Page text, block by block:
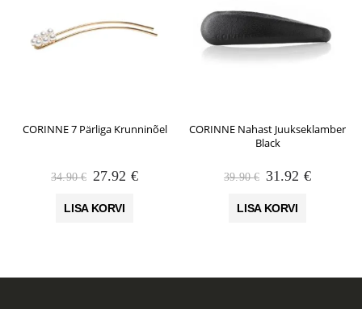
CORINNE 7 Pärliga Krunninõel
34.90€ Algne
oli:
27.92 €Praegune
LISA KORVI
CORINNE Nahast Juukseklamber
Black
39.90€ Algne
oli:
31.92 €
LISA KORVI